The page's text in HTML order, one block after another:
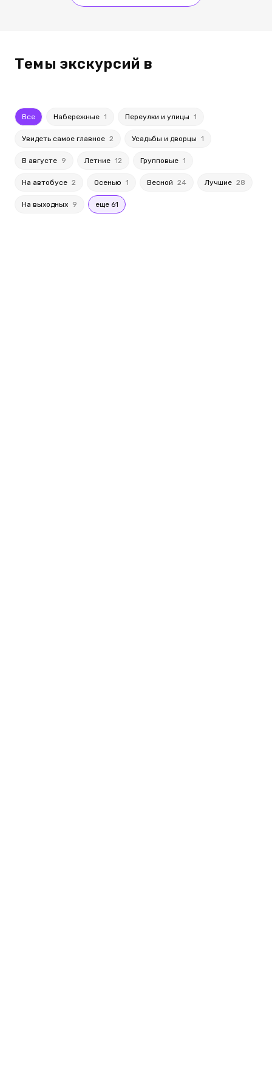
Темы экскурсий в
Все Набережные 1 Переулки и улицы 1
Увидеть самое главное 2 Усадьбы и дворцы 1
В августе 9 Летние 12 Групповые 1
На автобусе 2 Осенью 1 Весной 24 Лучшие 28
На выходных 9 еще 61